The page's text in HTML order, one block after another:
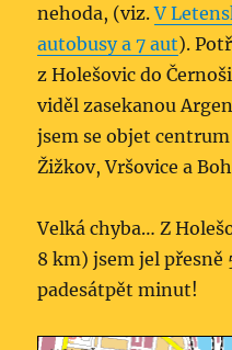
nehoda, (viz.V
autobusy a 7 aut).
z Holešovic do
viděl zasekanou
jsem se objet
Žižkov, Vršovice a
Velká chyba… Z
8 km) jsem jel
padesátpět minut!